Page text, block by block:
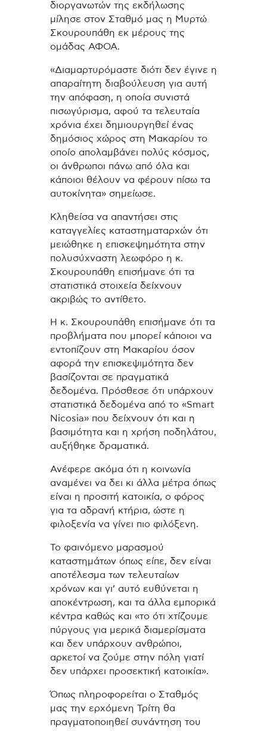
διοργανωτών της εκδήλωσης
μίλησε στον Σταθμό μας η Μυρτώ
Σκουρουπάθη εκ μέρους της
ομάδας ΑΦΟΑ.
«Διαμαρτυρόμαστε διότι δεν έγινε η
απαραίτητη διαβούλευση για αυτή
την απόφαση, η οποία συνιστά
πισωγύρισμα, αφού τα τελευταία
χρόνια έχει δημιουργηθεί ένας
δημόσιος χώρος στη Μακαρίου το
οποίο απολαμβάνει πολύς κόσμος,
οι άνθρωποι πάνω από όλα και
κάποιοι θέλουν να φέρουν πίσω τα
αυτοκίνητα» σημείωσε.
Κληθείσα να απαντήσει στις
καταγγελίες καταστηματαρχών ότι
μειώθηκε η επισκεψημότητα στην
πολυσύχναστη λεωφόρο η κ.
Σκουρουπάθη επισήμανε ότι τα
στατιστικά στοιχεία δείχνουν
ακριβώς το αντίθετο.
Η κ. Σκουρουπάθη επισήμανε ότι τα
προβλήματα που μπορεί κάποιοι να
εντοπίζουν στη Μακαρίου όσον
αφορά την επισκεψιμότητα δεν
βασίζονται σε πραγματικά
δεδομένα. Πρόσθεσε ότι υπάρχουν
στατιστικά δεδομένα από το «Smart
Nicosia» που δείχνουν ότι και η
βασιμότητα και η χρήση ποδηλάτου,
αυξήθηκε δραματικά.
Ανέφερε ακόμα ότι η κοινωνία
αναμένει να δει κι άλλα μέτρα όπως
είναι η προσιτή κατοικία, ο φόρος
για τα αδρανή κτήρια, ώστε η
φιλοξενία να γίνει πιο φιλόξενη.
Το φαινόμενο μαρασμού
καταστημάτων όπως είπε, δεν είναι
αποτέλεσμα των τελευταίων
χρόνων και γι’ αυτό ευθύνεται η
αποκέντρωση, και τα άλλα εμπορικά
κέντρα καθώς και «το ότι χτίζουμε
πύργους για μερικά διαμερίσματα
και δεν υπάρχουν ανθρώποι,
αρκετοί να ζούμε στην πόλη γιατί
δεν υπάρχει προσεκτική κατοικία».
Όπως πληροφορείται ο Σταθμός
μας την ερχόμενη Τρίτη θα
πραγματοποιηθεί συνάντηση του